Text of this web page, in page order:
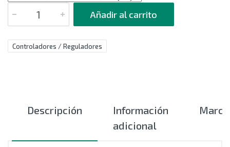
CANTIDAD
Añadir al carrito
Controladores / Reguladores
Descripción
Información
adicional
Marca